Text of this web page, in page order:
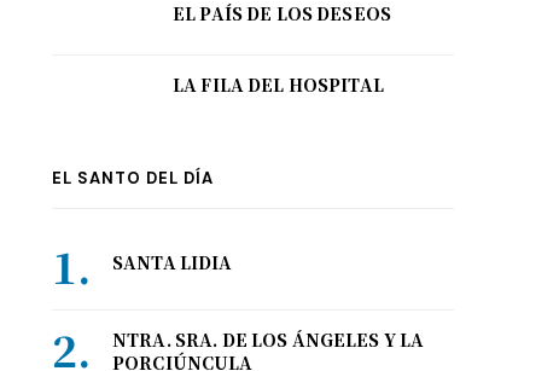
EL PAÍS DE LOS DESEOS
LA FILA DEL HOSPITAL
EL SANTO DEL DÍA
SANTA LIDIA
NTRA. SRA. DE LOS ÁNGELES Y LA
PORCIÚNCULA